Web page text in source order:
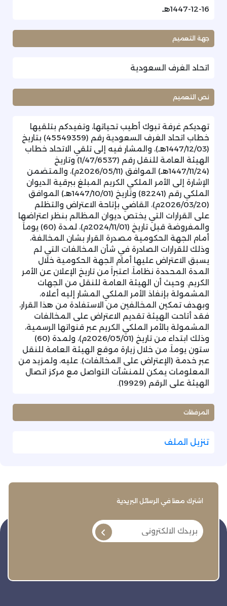
1447-12-16هـ
جهة التعميم
اتحاد الغرف السعودية
نص التعميم
تهديكم غرفة تبوك أطيب تحياتها، وتفيدكم بتلقيها
خطاب اتحاد الغرف السعودية رقم (45549359) بتاريخ
(1447/12/03هـ)، والمشار فيه إلى تلقي الاتحاد خطاب
الهيئة العامة للنقل رقم (1/47/6537) وتاريخ
(1447/11/24هـ) الموافق (2026/05/11م)، والمتضمن
الإشارة إلى الأمر الملكي الكريم المبلغ ببرقية الديوان
الملكي رقم (82241) وتاريخ (1447/10/01هـ) الموافق
(2026/03/20م)، القاضي بإتاحة الاعتراض والتظلم
على القرارات التي يختص ديوان المظالم بنظر اعتراضها
والمفروضة قبل تاريخ (2024/11/01م)، لمدة (60) يوماَ
أمام الجهة الحكومية مصدرة القرار بشان المخالفة،
وذلك للقرارات الصادرة في شأن المخالفات التي لم
يسبق الاعتراض عليها أمام الجهة الحكومية خلال
المدة المحددة نظاماَ، اعتبراَ من تاريخ الإعلان عن الأمر
الكريم. وحيث أن الهيئة العامة للنقل من الجهات
المشمولة بإنفاذ الأمر الملكي المشار إليه أعلاه،
وبهدف تمكين المخالفين من الاستفادة من هذا القرار،
فقد أتاحت الهيئة تقديم الاعتراض على المخالفات
المشمولة بالأمر الملكي الكريم عبر قنواتها الرسمية،
وذلك ابتداء من تاريخ (2026/05/01م)، ولمدة (60)
ستون يوماَ، من خلال زيارة موقع الهيئة العامة للنقل
عبر خدمة (الإعتراض على المخالفات). عليه، ولمزيد من
المعلومات يمكن للمنشآت التواصل مع مركز اتصال
الهيئة على الرقم (19929).
المرفقات
تنزيل الملف
اشترك معنا في الرسائل البريدية